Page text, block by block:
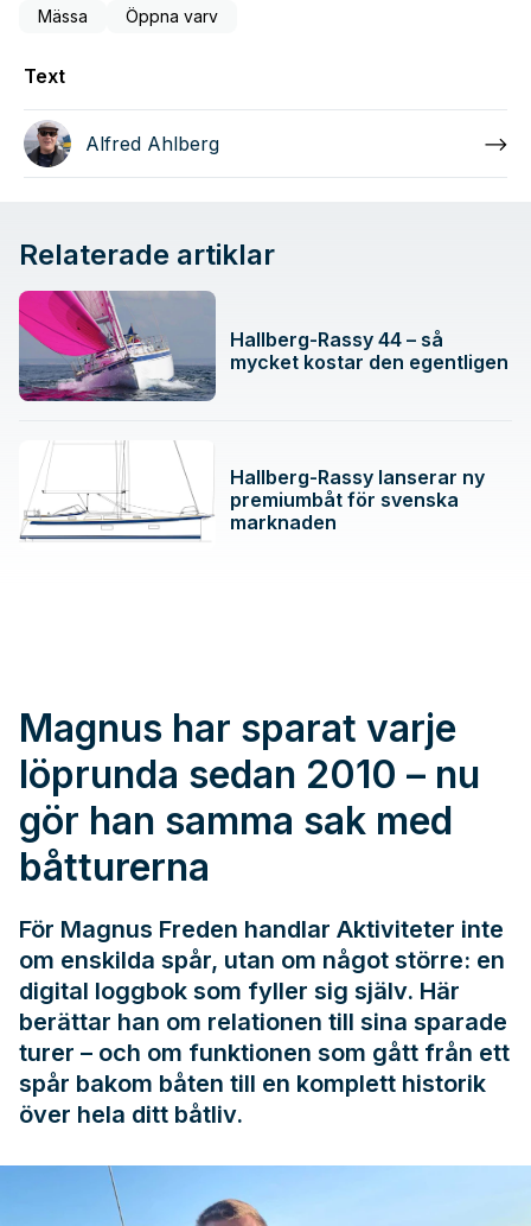
Mässa Öppna varv
Text
Alfred Ahlberg
Relaterade artiklar
Hallberg-Rassy 44 – så
mycket kostar den egentligen
Hallberg-Rassy lanserar ny
premiumbåt för svenska
marknaden
Magnus har sparat varje
löprunda sedan 2010 – nu
gör han samma sak med
båtturerna
För Magnus Freden handlar Aktiviteter inte
om enskilda spår, utan om något större: en
digital loggbok som fyller sig själv. Här
berättar han om relationen till sina sparade
turer – och om funktionen som gått från ett
spår bakom båten till en komplett historik
över hela ditt båtliv.